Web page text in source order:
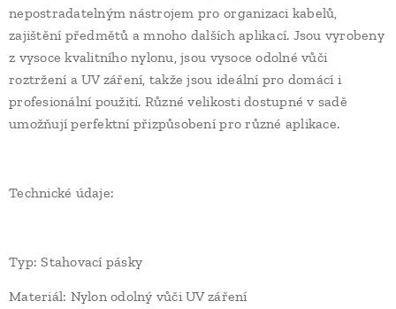
nepostradatelným nástrojem pro organizaci kabelů,
zajištění předmětů a mnoho dalších aplikací. Jsou vyrobeny
z vysoce kvalitního nylonu, jsou vysoce odolné vůči
roztržení a UV záření, takže jsou ideální pro domácí i
profesionální použití. Různé velikosti dostupné v sadě
umožňují perfektní přizpůsobení pro různé aplikace.
Technické údaje:
Typ: Stahovací pásky
Materiál: Nylon odolný vůči UV záření